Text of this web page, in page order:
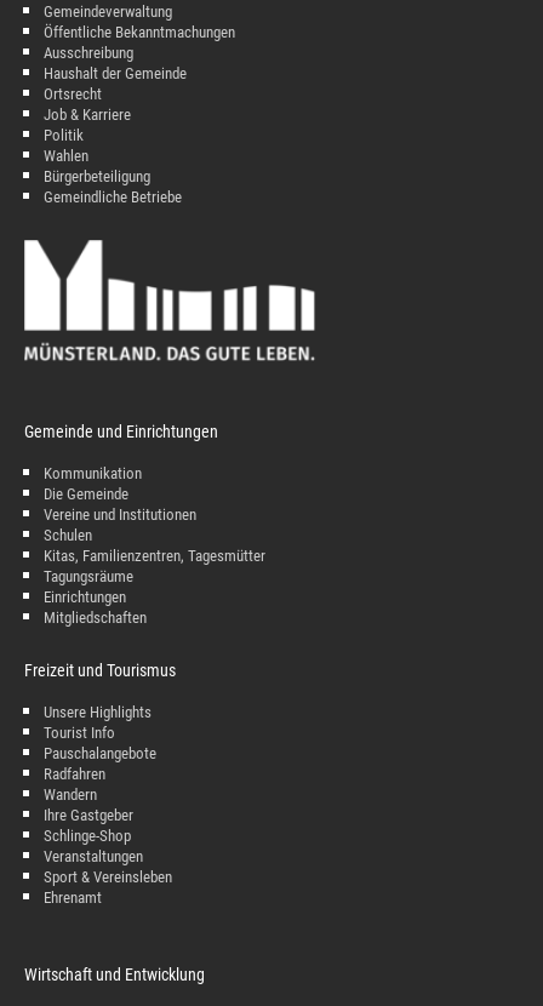
Gemeindeverwaltung
Öffentliche Bekanntmachungen
Ausschreibung
Haushalt der Gemeinde
Ortsrecht
Job & Karriere
Politik
Wahlen
Bürgerbeteiligung
Gemeindliche Betriebe
Gemeinde und Einrichtungen
Kommunikation
Die Gemeinde
Vereine und Institutionen
Schulen
Kitas, Familienzentren, Tagesmütter
Tagungsräume
Einrichtungen
Mitgliedschaften
Freizeit und Tourismus
Unsere Highlights
Tourist Info
Pauschalangebote
Radfahren
Wandern
Ihre Gastgeber
Schlinge-Shop
Veranstaltungen
Sport & Vereinsleben
Ehrenamt
Wirtschaft und Entwicklung